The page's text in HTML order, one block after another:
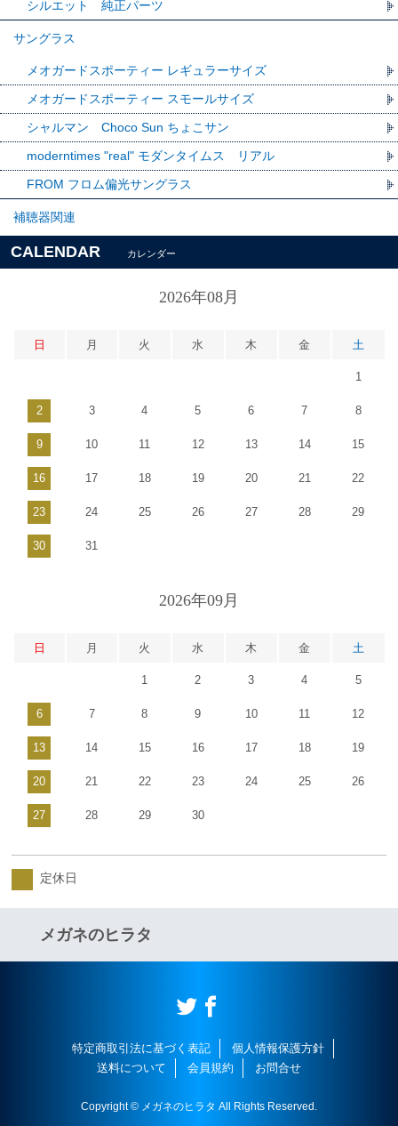
シルエット 純正パーツ
サングラス
メオガードスポーティー レギュラーサイズ
メオガードスポーティー スモールサイズ
シャルマン Choco Sun ちょこサン
moderntimes "real" モダンタイムス リアル
FROM フロム偏光サングラス
補聴器関連
CALENDAR カレンダー
2026年08月
日 月 火 水 木 金 土
1
2 3 4 5 6 7 8
9 10 11 12 13 14 15
16 17 18 19 20 21 22
23 24 25 26 27 28 29
30 31
2026年09月
日 月 火 水 木 金 土
1 2 3 4 5
6 7 8 9 10 11 12
13 14 15 16 17 18 19
20 21 22 23 24 25 26
27 28 29 30
定休日
メガネのヒラタ
特定商取引法に基づく表記
個人情報保護方針
送料について
会員規約 お問合せ
Copyright © メガネのヒラタ All Rights Reserved.